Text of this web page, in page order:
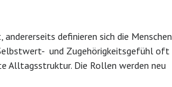
definieren sich die Menschen
und Zugehörigkeitsgefühl oft
Alltagsstruktur. Die Rollen werden neu